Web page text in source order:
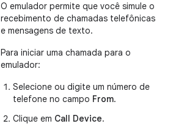
O emulador permite que você simule o
recebimento de chamadas telefônicas
e mensagens de texto.
Para iniciar uma chamada para o
emulador:
Selecione ou digite um número de
telefone no campo From.
Clique em Call Device.